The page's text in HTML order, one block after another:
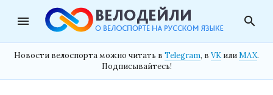
menu search
Новости велоспорта можно читать в Telegram, в VK илиMAX.
Подписывайтесь!